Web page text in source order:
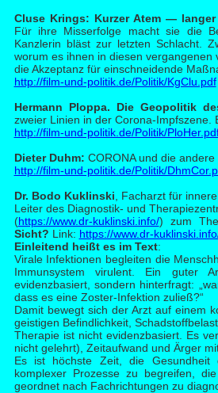
Cluse Krings: Kurzer Atem — langer
Für ihre Misserfolge macht sie die
Kanzlerin bläst zur letzten Schlacht.
worum es ihnen in diesen
die Akzeptanz für einschneidende
http://film-und-politik.de/Politik/KgClu.pdf
Hermann Ploppa. Die Geopolitik
zweier Linien in der Corona-Impfszene.
http://film-und-politik.de/Politik/
Dieter Duhm: CORONA und die andere
http://film-und-politik.de/Politik/
Dr. Bodo Kuklinski , Facharzt für
Leiter des Diagnostik- und
(https://www.dr-kuklinski.info/) zum
Sicht? Link: https://www.dr-
Einleitend heißt es im Text:
Virale Infektionen begleiten die
Immunsystem virulent. Ein guter
evidenzbasiert, sondern hinterfragt:
dass es eine Zoster-Infektion zuließ?“
Damit bewegt sich der Arzt auf einem
geistigen Befindlichkeit,
Therapie ist nicht evidenzbasiert. Es
nicht gelehrt), Zeitaufwand und Ärger
Es ist höchste Zeit, die Gesundheit
komplexer Prozesse zu begreifen,
geordnet nach Fachrichtungen zu